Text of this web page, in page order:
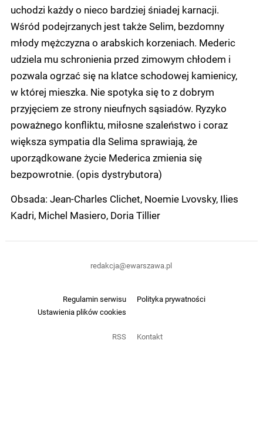
uchodzi każdy o nieco bardziej śniadej karnacji.
Wśród podejrzanych jest także Selim, bezdomny
młody mężczyzna o arabskich korzeniach. Mederic
udziela mu schronienia przed zimowym chłodem i
pozwala ogrzać się na klatce schodowej kamienicy,
w której mieszka. Nie spotyka się to z dobrym
przyjęciem ze strony nieufnych sąsiadów. Ryzyko
poważnego konfliktu, miłosne szaleństwo i coraz
większa sympatia dla Selima sprawiają, że
uporządkowane życie Mederica zmienia się
bezpowrotnie. (opis dystrybutora)
Obsada: Jean-Charles Clichet, Noemie Lvovsky, Ilies
Kadri, Michel Masiero, Doria Tillier
Regulamin serwisu
Polityka prywatności
Ustawienia plików cookies
RSS Kontakt
redakcja@ewarszawa.pl